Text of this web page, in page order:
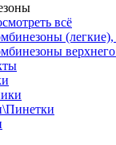
всё